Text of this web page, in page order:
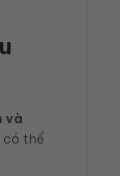
và
có thể